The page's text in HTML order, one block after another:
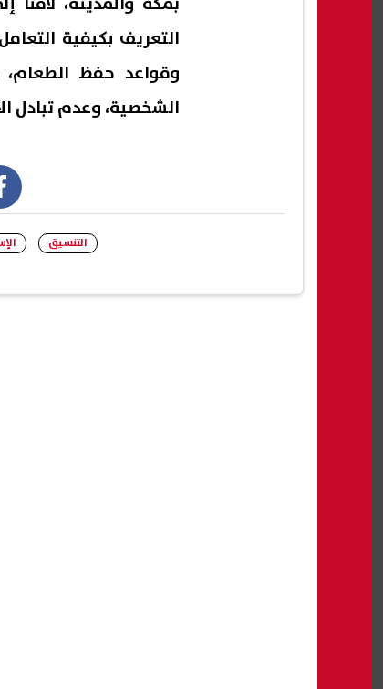
التعريف بكيفية
وقواعد حفظ الطعام،
الشخصية، وعدم تبادل
التنسيق